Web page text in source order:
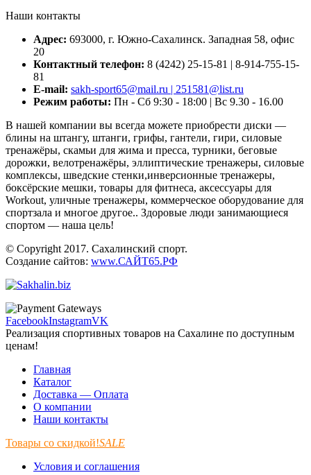
Наши контакты
Адрес: 693000, г. Южно-Сахалинск. Западная 58, офис
20
Контактный телефон: 8 (4242) 25-15-81 | 8-914-755-15-
81
E-mail: sakh-sport65@mail.ru | 251581@list.ru
Режим работы: Пн - Сб 9:30 - 18:00 | Вс 9.30 - 16.00
В нашей компании вы всегда можете приобрести диски —
блины на штангу, штанги, грифы, гантели, гири, силовые
тренажёры, скамьи для жима и пресса, турники, беговые
дорожки, велотренажёры, эллиптические тренажеры, силовые
комплексы, шведские стенки,инверсионные тренажеры,
боксёрские мешки, товары для фитнеса, аксессуары для
Workout, уличные тренажеры, коммерческое оборудование для
спортзала и многое другое.. Здоровые люди занимающиеся
спортом — наша цель!
© Copyright 2017. Сахалинский спорт.
Создание сайтов: www.САЙТ65.РФ
FacebookInstagramVK
Реализация спортивных товаров на Сахалине по доступным
ценам!
Главная
Каталог
Доставка — Оплата
О компании
Наши контакты
Товары со скидкой!SALE
Условия и соглашения